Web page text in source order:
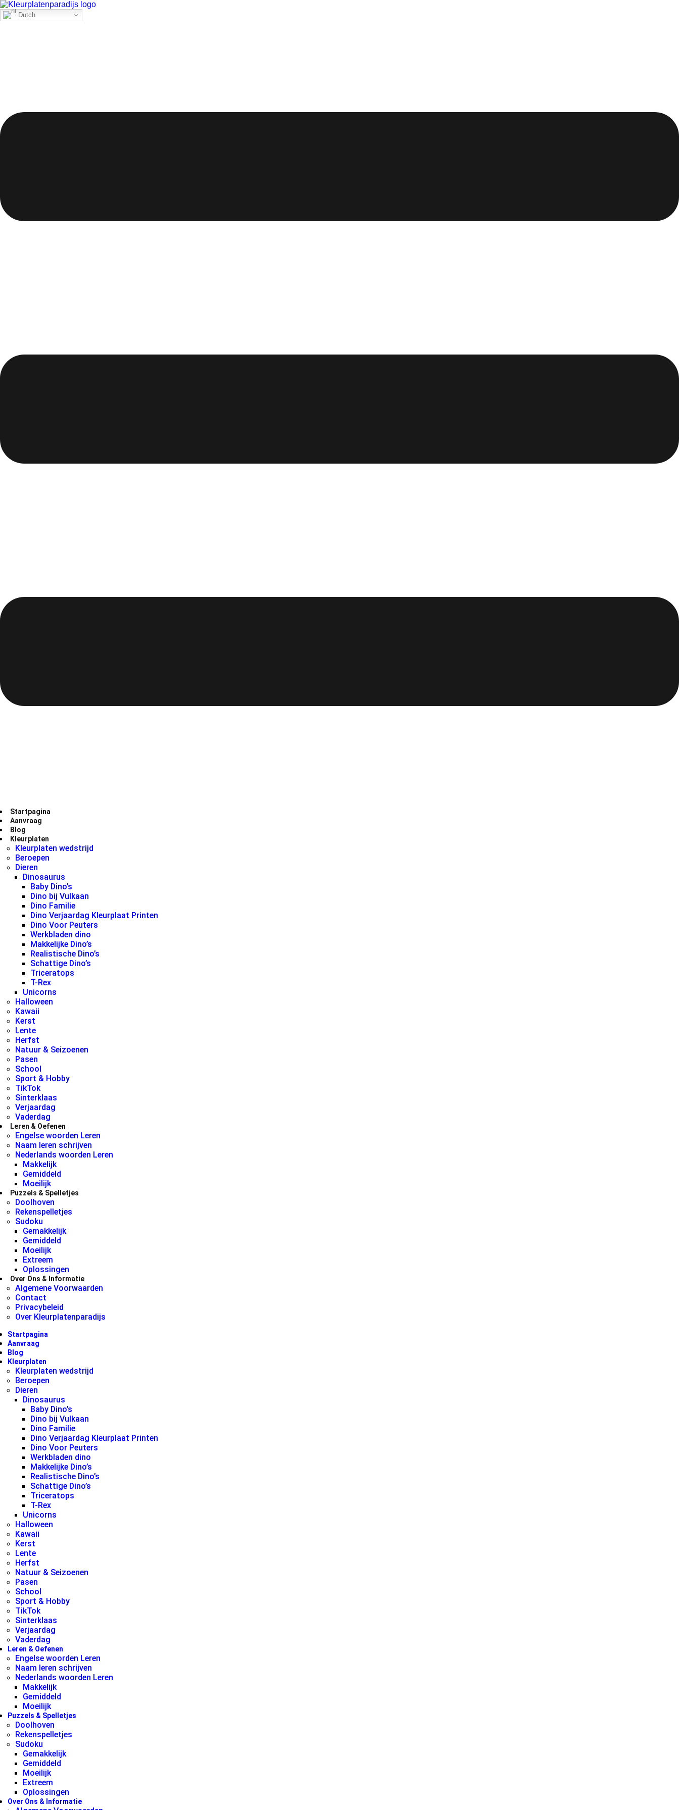
Dutch
Startpagina
Aanvraag
Blog
Kleurplaten
Kleurplaten wedstrijd
Beroepen
Dieren
Dinosaurus
Baby Dino’s
Dino bij Vulkaan
Dino Familie
Dino Verjaardag Kleurplaat Printen
Dino Voor Peuters
Werkbladen dino
Makkelijke Dino’s
Realistische Dino’s
Schattige Dino’s
Triceratops
T-Rex
Unicorns
Halloween
Kawaii
Kerst
Lente
Herfst
Natuur & Seizoenen
Pasen
School
Sport & Hobby
TikTok
Sinterklaas
Verjaardag
Vaderdag
Leren & Oefenen
Engelse woorden Leren
Naam leren schrijven
Nederlands woorden Leren
Makkelijk
Gemiddeld
Moeilijk
Puzzels & Spelletjes
Doolhoven
Rekenspelletjes
Sudoku
Gemakkelijk
Gemiddeld
Moeilijk
Extreem
Oplossingen
Over Ons & Informatie
Algemene Voorwaarden
Contact
Privacybeleid
Over Kleurplatenparadijs
Startpagina
Aanvraag
Blog
Kleurplaten
Kleurplaten wedstrijd
Beroepen
Dieren
Dinosaurus
Baby Dino’s
Dino bij Vulkaan
Dino Familie
Dino Verjaardag Kleurplaat Printen
Dino Voor Peuters
Werkbladen dino
Makkelijke Dino’s
Realistische Dino’s
Schattige Dino’s
Triceratops
T-Rex
Unicorns
Halloween
Kawaii
Kerst
Lente
Herfst
Natuur & Seizoenen
Pasen
School
Sport & Hobby
TikTok
Sinterklaas
Verjaardag
Vaderdag
Leren & Oefenen
Engelse woorden Leren
Naam leren schrijven
Nederlands woorden Leren
Makkelijk
Gemiddeld
Moeilijk
Puzzels & Spelletjes
Doolhoven
Rekenspelletjes
Sudoku
Gemakkelijk
Gemiddeld
Moeilijk
Extreem
Oplossingen
Over Ons & Informatie